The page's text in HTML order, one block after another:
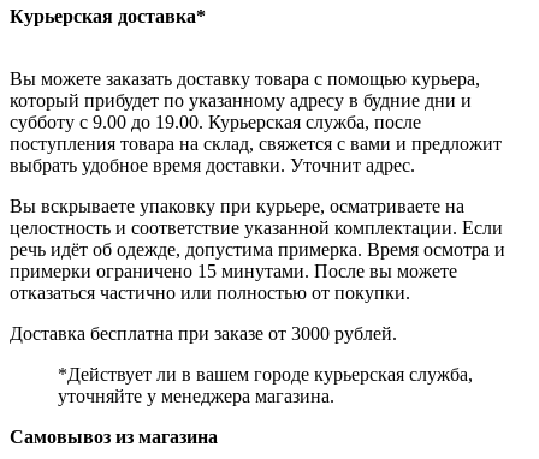
Курьерская доставка*
Вы можете заказать доставку товара с помощью курьера,
который прибудет по указанному адресу в будние дни и
субботу с 9.00 до 19.00. Курьерская служба, после
поступления товара на склад, свяжется с вами и предложит
выбрать удобное время доставки. Уточнит адрес.
Вы вскрываете упаковку при курьере, осматриваете на
целостность и соответствие указанной комплектации. Если
речь идёт об одежде, допустима примерка. Время осмотра и
примерки ограничено 15 минутами. После вы можете
отказаться частично или полностью от покупки.
Доставка бесплатна при заказе от 3000 рублей.
*Действует ли в вашем городе курьерская служба,
уточняйте у менеджера магазина.
Самовывоз из магазина